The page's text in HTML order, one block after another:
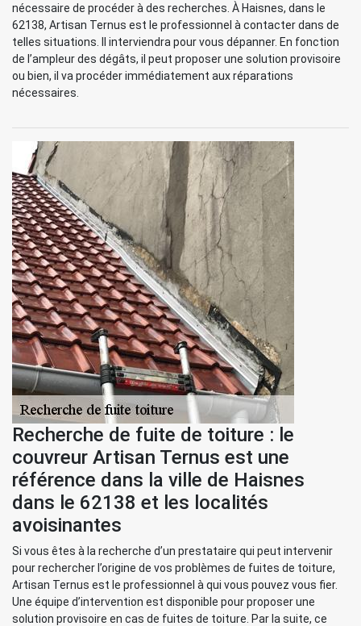
nécessaire de procéder à des recherches. À Haisnes, dans le
62138, Artisan Ternus est le professionnel à contacter dans de
telles situations. Il interviendra pour vous dépanner. En fonction
de l’ampleur des dégâts, il peut proposer une solution provisoire
ou bien, il va procéder immédiatement aux réparations
nécessaires.
Recherche de fuite de toiture : le
couvreur Artisan Ternus est une
référence dans la ville de Haisnes
dans le 62138 et les localités
avoisinantes
Si vous êtes à la recherche d’un prestataire qui peut intervenir
pour rechercher l’origine de vos problèmes de fuites de toiture,
Artisan Ternus est le professionnel à qui vous pouvez vous fier.
Une équipe d’intervention est disponible pour proposer une
solution provisoire en cas de fuites de toiture. Par la suite, ce